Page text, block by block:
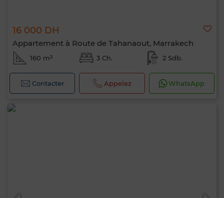
16 000 DH
Appartement à Route de Tahanaout, Marrakech
160 m² 3 Ch. 2 Sdb.
Contacter Appelez WhatsApp